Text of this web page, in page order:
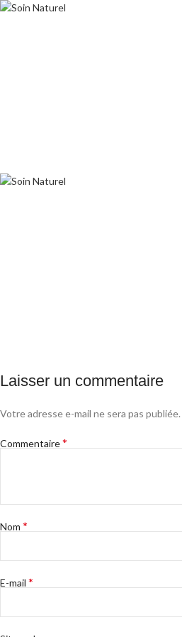
Laisser un commentaire
Votre adresse e-mail ne sera pas publiée.
Commentaire*
Nom *
E-mail *